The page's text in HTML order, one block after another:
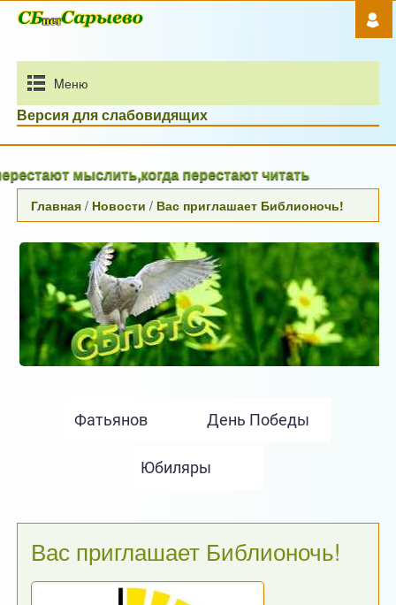
Mеню
Версия для слабовидящих
мыслить,когда перестают читать
Главная / Новости / Вас приглашает Библионочь!
Вас приглашает Библионочь!